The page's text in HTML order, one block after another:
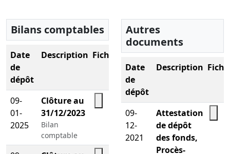
Bilans comptables
Date
de
dépôt
Description Fichier
09-
01-
2025
Clôture au
31/12/2023
Bilan
comptable
Autres
documents
Date
de
dépôt
Description
09-
12-
2021
Attestation
de dépôt
des fonds,
Procès-